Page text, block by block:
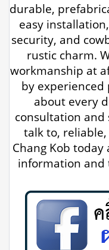
durable,
easy
security, and
rustic charm.
workmanship at
by experienced
about every
consultation and
talk to,
Chang Kob
information and